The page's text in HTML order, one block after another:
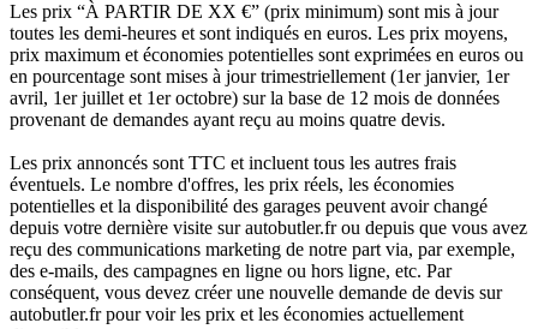
Les prix “À PARTIR DE XX €” (prix minimum) sont mis à jour
toutes les demi-heures et sont indiqués en euros. Les prix moyens,
prix maximum et économies potentielles sont exprimées en euros ou
en pourcentage sont mises à jour trimestriellement (1er janvier, 1er
avril, 1er juillet et 1er octobre) sur la base de 12 mois de données
provenant de demandes ayant reçu au moins quatre devis.
Les prix annoncés sont TTC et incluent tous les autres frais
éventuels. Le nombre d'offres, les prix réels, les économies
potentielles et la disponibilité des garages peuvent avoir changé
depuis votre dernière visite sur autobutler.fr ou depuis que vous avez
reçu des communications marketing de notre part via, par exemple,
des e-mails, des campagnes en ligne ou hors ligne, etc. Par
conséquent, vous devez créer une nouvelle demande de devis sur
autobutler.fr pour voir les prix et les économies actuellement